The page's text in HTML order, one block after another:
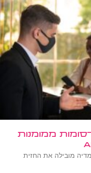
ממומנות
מובילה את החזית